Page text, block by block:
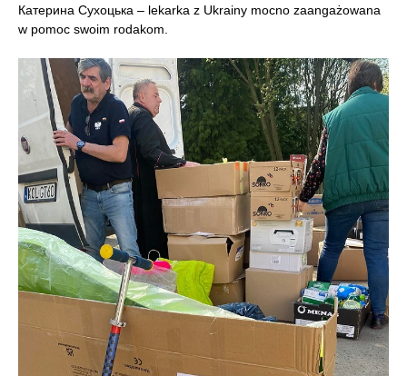
Катерина Сухоцька – lekarka z Ukrainy mocno zaangażowana
w pomoc swoim rodakom.